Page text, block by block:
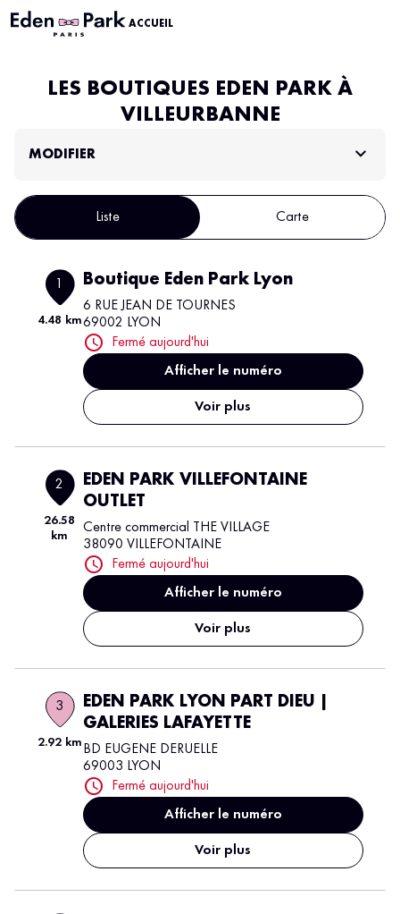
ACCUEIL
LES BOUTIQUES EDEN PARK À
VILLEURBANNE
MODIFIER
Liste Carte
4.48 km
Boutique Eden Park Lyon
6 RUE JEAN DE TOURNES
69002 LYON
Fermé aujourd'hui
Afficher le numéro
Voir plus
2
26.58
km
EDEN PARK VILLEFONTAINE
OUTLET
Centre commercial THE VILLAGE
38090 VILLEFONTAINE
Fermé aujourd'hui
Afficher le numéro
Voir plus
3
2.92 km
EDEN PARK LYON PART DIEU |
GALERIES LAFAYETTE
BD EUGENE DERUELLE
69003 LYON
Fermé aujourd'hui
Afficher le numéro
Voir plus